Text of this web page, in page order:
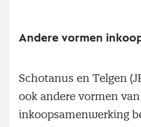
Andere vormen
Schotanus en Telgen
ook andere vormen van
inkoopsamenwerking